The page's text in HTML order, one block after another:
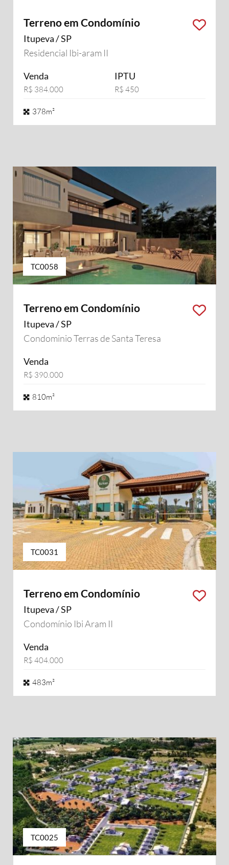
Terreno em Condomínio
Itupeva / SP
Residencial Ibi-aram II
Venda
R$ 384.000
IPTU
R$ 450
378m²
TC0058
Terreno em Condomínio
Itupeva / SP
Condominio Terras de Santa Teresa
Venda
R$ 390.000
810m²
TC0031
Terreno em Condomínio
Itupeva / SP
Condomínio Ibi Aram II
Venda
R$ 404.000
483m²
TC0025